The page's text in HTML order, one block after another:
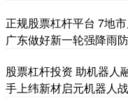
正规股票杠杆平台 7地
广东做好新一轮强降雨
股票杠杆投资 助机器人
手上纬新材启元机器人